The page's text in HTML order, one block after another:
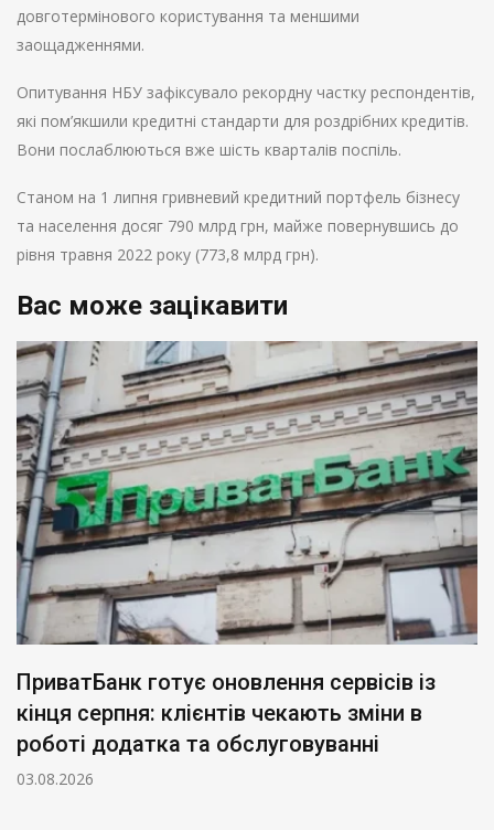
довготермінового користування та меншими
заощадженнями.
Опитування НБУ зафіксувало рекордну частку респондентів,
які пом’якшили кредитні стандарти для роздрібних кредитів.
Вони послаблюються вже шість кварталів поспіль.
Станом на 1 липня гривневий кредитний портфель бізнесу
та населення досяг 790 млрд грн, майже повернувшись до
рівня травня 2022 року (773,8 млрд грн).
Вас може зацікавити
ПриватБанк готує оновлення сервісів із
кінця серпня: клієнтів чекають зміни в
роботі додатка та обслуговуванні
03.08.2026